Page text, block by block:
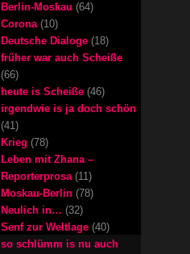
Berlin-Moskau (64)
Corona(10)
Deutsche Dialoge (18)
früher war auch Scheiße
(66)
heute is Scheiße (46)
irgendwie is ja doch schön
(41)
Krieg (78)
Leben mit Zhana –
Reporterprosa(11)
Moskau-Berlin (78)
Neulich in… (32)
Senf zur Weltlage (40)
so schlümm is nu auch